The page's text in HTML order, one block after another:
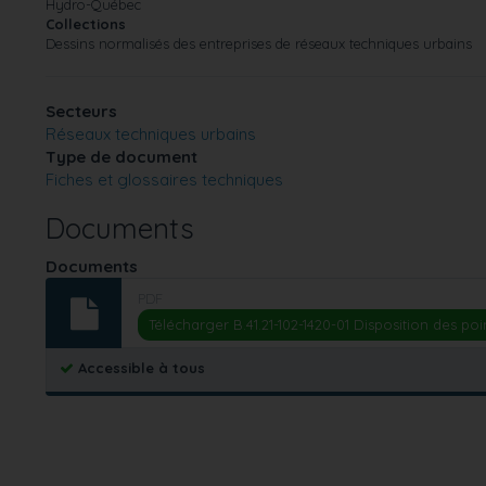
Hydro-Québec
Collections
Dessins normalisés des entreprises de réseaux techniques urbains
Secteurs
Réseaux techniques urbains
Type de document
Fiches et glossaires techniques
Documents
Documents
Télécharger B.41.21-102-1420-01 Disposition des
Accessible à tous